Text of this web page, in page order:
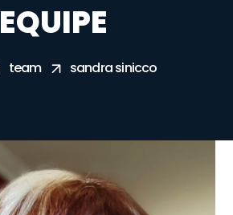
EQUIPE
team sandra sinicco